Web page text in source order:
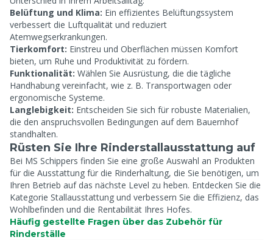
Belüftung und Klima: Ein effizientes Belüftungssystem
verbessert die Luftqualität und reduziert
Atemwegserkrankungen.
Tierkomfort: Einstreu und Oberflächen müssen Komfort
bieten, um Ruhe und Produktivität zu fördern.
Funktionalität: Wählen Sie Ausrüstung, die die tägliche
Handhabung vereinfacht, wie z. B. Transportwagen oder
ergonomische Systeme.
Langlebigkeit: Entscheiden Sie sich für robuste Materialien,
die den anspruchsvollen Bedingungen auf dem Bauernhof
standhalten.
Rüsten Sie Ihre Rinderstallausstattung auf
Bei MS Schippers finden Sie eine große Auswahl an Produkten
für die Ausstattung für die Rinderhaltung, die Sie benötigen, um
Ihren Betrieb auf das nächste Level zu heben. Entdecken Sie die
Kategorie Stallausstattung und verbessern Sie die Effizienz, das
Wohlbefinden und die Rentabilität Ihres Hofes.
Häufig gestellte Fragen über das Zubehör für
Rinderställe